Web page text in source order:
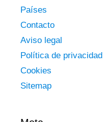
Países
Contacto
Aviso legal
Política de privacidad
Cookies
Sitemap